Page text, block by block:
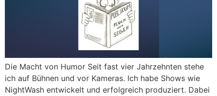
Die Macht von Humor Seit fast vier Jahrzehnten stehe
ich auf Bühnen und vor Kameras. Ich habe Shows wie
NightWash entwickelt und erfolgreich produziert. Dabei